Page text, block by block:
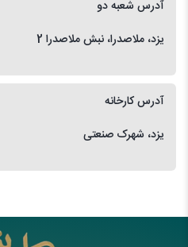
آدرس شعبه دو
یزد، ملاصدرا، نبش ملاصدرا 2
آدرس کارخانه
یزد، شهرک صنعتی